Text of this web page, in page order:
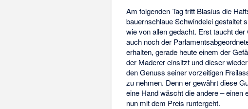
Am folgenden Tag tritt Blasius die
bauernschlaue Schwindelei gestaltet
wie von allen gedacht. Erst taucht
auch noch der
erhalten, gerade heute einem der
der Maderer einsitzt und dieser
den Genuss seiner vorzeitigen
zu nehmen. Denn er gewährt diese
eine Hand wäscht die andere –
nun mit dem Preis runtergeht.